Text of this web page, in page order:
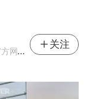
易号
关注